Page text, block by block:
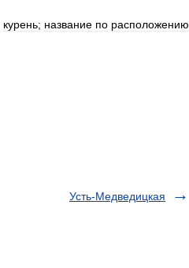
курень; название по расположению
Усть-Медведицкая